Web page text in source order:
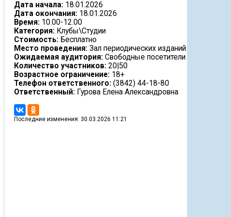
Дата начала: 18.01.2026
Дата окончания: 18.01.2026
Время: 10.00-12.00
Категория: Клубы\Студии
Стоимость: Бесплатно
Место проведения: Зал периодических изданий
Ожидаемая аудитория: Свободные посетители
Количество участников: 20|50
Возрастное ограничение: 18+
Телефон ответственного: (3842) 44-18-80
Ответственный: Гурова Елена Александровна
Последние изменения: 30.03.2026 11:21